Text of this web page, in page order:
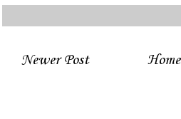
Newer Post Home